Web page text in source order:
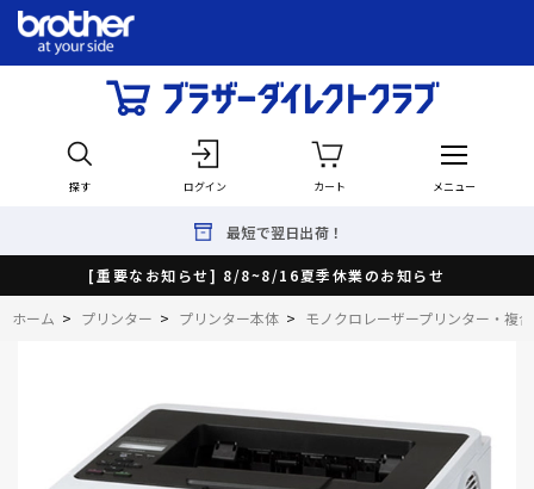
探す ログイン カート メニュー
最短で翌日出荷！
[重要なお知らせ] 8/8~8/16夏季休業のお知らせ
ホーム > プリンター > プリンター本体 > モノクロレーザープリンター・複